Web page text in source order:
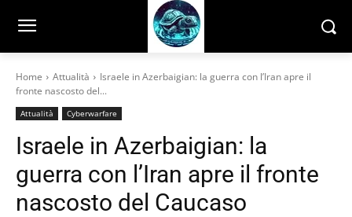
Home Attualità
Israele in Azerbaigian: la guerra con l’Iran apre il
fronte nascosto del...
Attualità Cyberwarfare
Israele in Azerbaigian: la
guerra con l’Iran apre il fronte
nascosto del Caucaso